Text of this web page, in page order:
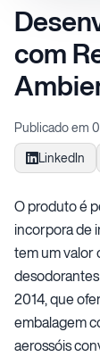
com
Publicado em
LinkedIn
O produto é
incorpora de
tem um valor
2014, que
embalagem
aerossóis